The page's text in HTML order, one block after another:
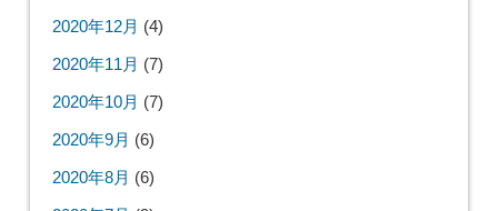
2020年12月 (4)
2020年11月 (7)
2020年10月 (7)
2020年9月 (6)
2020年8月 (6)